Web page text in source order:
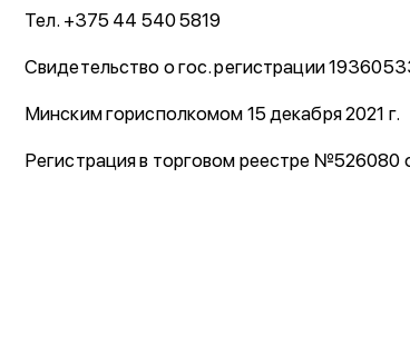
Тел. +375 44 540 5819
Свидетельство о гос. регистрации
Минским горисполкомом 15 декабря 2021 г.
Регистрация в торговом реестре №526080